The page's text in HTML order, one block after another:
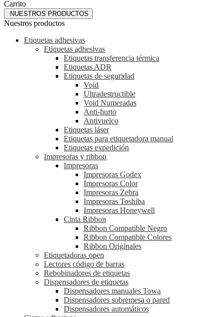
Carrito
NUESTROS PRODUCTOS
Nuestros productos
Etiquetas adhesivas
Etiquetas adhesivas
Etiquetas transferencia térmica
Etiquetas ADR
Etiquetas de seguridad
Void
Ultradestructible
Void Numeradas
Anti-hurto
Antivuelco
Etiquetas láser
Etiquetas para etiquetadora manual
Etiquetas expedición
Impresoras y ribbon
Impresoras
Impresoras Godex
Impresoras Color
Impresoras Zebra
Impresoras Toshiba
Impresoras Honeywell
Cinta Ribbon
Ribbon Compatible Negro
Ribbon Compatible Colores
Ribbon Originales
Etiquetadoras open
Lectores código de barras
Rebobinadores de etiquetas
Dispensadores de etiquetas
Dispensadores manuales Towa
Dispensadores sobremesa o pared
Dispensadores automáticos